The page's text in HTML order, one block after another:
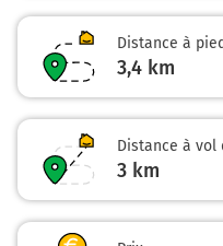
Distance à pied
3,4 km
Distance à vol
3 km